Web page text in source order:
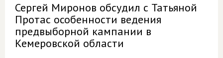
Сергей Миронов обсудил с Татьяной
Протас особенности ведения
предвыборной кампании в
Кемеровской области